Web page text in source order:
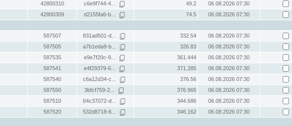
42800310 c6e9f744-4... 49.2
06.08.2026 07:30
42800309 d2155fa6-b... 74.5
06.08.2026 07:30
587507 831ad501-d... 332.54
06.08.2026 07:30
587505 a7b1eda9-b... 326.83
06.08.2026 07:30
587535 e9e7f20c-9... 361.444
06.08.2026 07:30
587541 e4f29379-6... 371.285
06.08.2026 07:30
587540 c6a12d34-c... 376.56
06.08.2026 07:30
587550 3bfcf759-2... 376.965
06.08.2026 07:30
587510 64c37072-d... 344.686
06.08.2026 07:30
587520 532d8718-6... 346.162
06.08.2026 07:30